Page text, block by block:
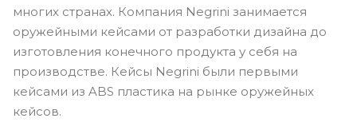
многих странах. Компания Negrini занимается
оружейными кейсами от разработки дизайна до
изготовления конечного продукта у себя на
производстве. Кейсы Negrini были первыми
кейсами из ABS пластика на рынке оружейных
кейсов.